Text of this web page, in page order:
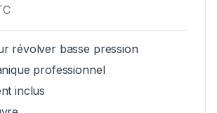
révolver basse pression
professionnel
inclus